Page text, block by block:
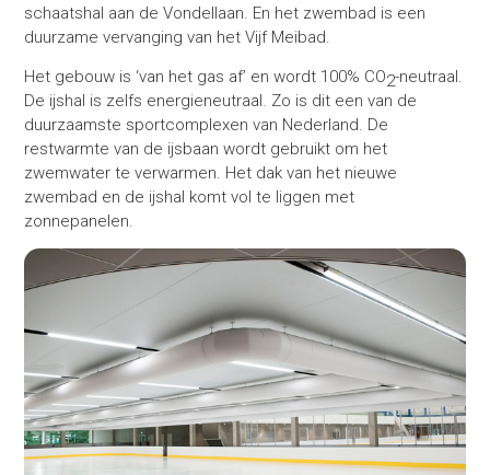
schaatshal aan de Vondellaan. En het zwembad is een
duurzame vervanging van het Vijf Meibad.
Het gebouw is ‘van het gas af’ en wordt 100% CO2-neutraal.
De ijshal is zelfs energieneutraal. Zo is dit een van de
duurzaamste sportcomplexen van Nederland. De
restwarmte van de ijsbaan wordt gebruikt om het
zwemwater te verwarmen. Het dak van het nieuwe
zwembad en de ijshal komt vol te liggen met
zonnepanelen.